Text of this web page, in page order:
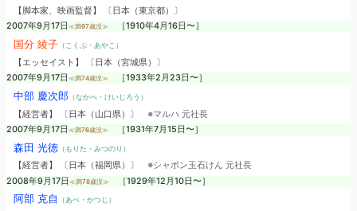
【脚本家、映画監督】 〔日本（東京都）〕
2007年9月17日 ≪満97歳没≫ ［1910年4月16日〜］
国分 綾子（こくぶ・あやこ）
【エッセイスト】 〔日本（宮城県）〕
2007年9月17日 ≪満74歳没≫ ［1933年2月23日〜］
中部 慶次郎（なかべ・けいじろう）
【経営者】 〔日本（山口県）〕 ※マルハ 元社長
2007年9月17日 ≪満76歳没≫ ［1931年7月15日〜］
森田 光徳（もりた・みつのり）
【経営者】 〔日本（福岡県）〕 ※シャボン玉石けん 元社長
2008年9月17日 ≪満78歳没≫ ［1929年12月10日〜］
阿部 克自 （あべ・かつじ）